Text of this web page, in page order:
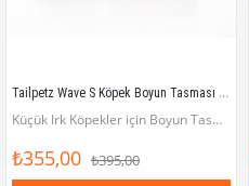
Tailpetz Wave S Köpek Boyun Tasması (Boyun 25 cm x 40 cm)
Küçük Irk Köpekler için Boyun Tasması (Boyun çevresi 25 x 40 cm)
₺355,00 ₺395,00